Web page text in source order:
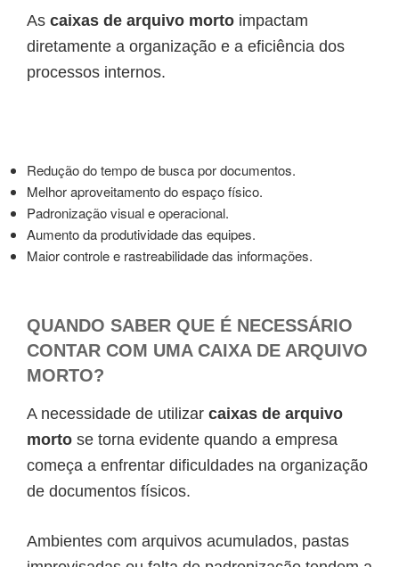
As caixas de arquivo morto impactam
diretamente a organização e a eficiência dos
processos internos.
Redução do tempo de busca por documentos.
Melhor aproveitamento do espaço físico.
Padronização visual e operacional.
Aumento da produtividade das equipes.
Maior controle e rastreabilidade das informações.
QUANDO SABER QUE É NECESSÁRIO
CONTAR COM UMA CAIXA DE ARQUIVO
MORTO?
A necessidade de utilizar caixas de arquivo
morto se torna evidente quando a empresa
começa a enfrentar dificuldades na organização
de documentos físicos.
Ambientes com arquivos acumulados, pastas